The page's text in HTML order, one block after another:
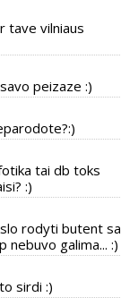
tave vilniaus
peizaze :)
tai db toks
:)
rodyti butent
nebuvo galima... :)
sirdi :)